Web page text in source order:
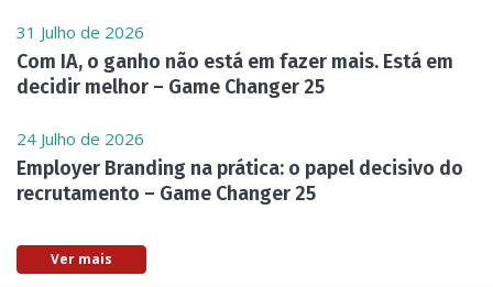
31 Julho de 2026
Com IA, o ganho não está em fazer mais. Está em
decidir melhor – Game Changer 25
24 Julho de 2026
Employer Branding na prática: o papel decisivo do
recrutamento – Game Changer 25
Ver mais